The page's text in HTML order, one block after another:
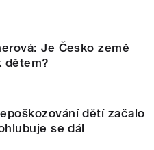
Je Česko země
dětem?
dětí začalo
se dál